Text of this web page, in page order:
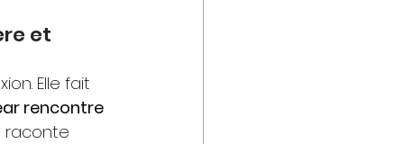
et
Elle fait
rencontre
raconte